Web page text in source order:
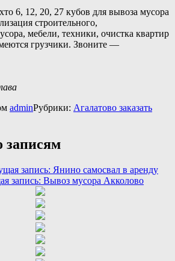
6, 12, 20, 27 кубов для вывоза мусора
строительного,
мебели, техники, очистка квартир
грузчики. Звоните —
adminРубрики: Агалатово заказать
записям
запись: Янино самосвал в аренду
запись: Вывоз мусора Акколово